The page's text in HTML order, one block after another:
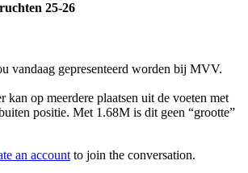
25-26
vandaag gepresenteerd worden bij MVV.
kan op meerdere plaatsen uit de voeten met
positie. Met 1.68M is dit geen “grootte”
an account to join the conversation.